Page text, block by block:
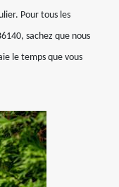
Pour tous les
sachez que nous
le temps que vous